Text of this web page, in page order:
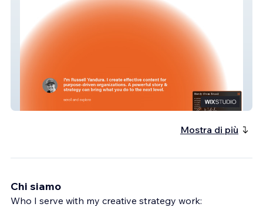
Russell Yandura
Mostra di più
Chi siamo
Who I serve with my creative strategy work: